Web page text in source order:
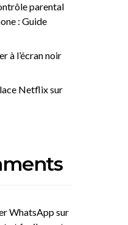
parental
: Guide
à l’écran noir
Netflix sur
WhatsApp sur